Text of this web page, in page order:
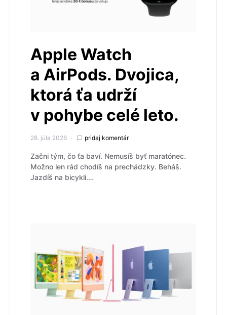
Apple Watch
a AirPods. Dvojica,
ktorá ťa udrží
v pohybe celé leto.
28. júla 2026 pridaj komentár
Začni tým, čo ťa baví. Nemusíš byť maratónec.
Možno len rád chodíš na prechádzky. Beháš.
Jazdíš na bicykli.…